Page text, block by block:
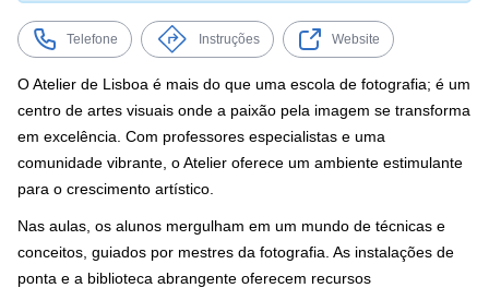
Telefone Instruções Website
O Atelier de Lisboa é mais do que uma escola de fotografia; é um
centro de artes visuais onde a paixão pela imagem se transforma
em excelência. Com professores especialistas e uma
comunidade vibrante, o Atelier oferece um ambiente estimulante
para o crescimento artístico.
Nas aulas, os alunos mergulham em um mundo de técnicas e
conceitos, guiados por mestres da fotografia. As instalações de
ponta e a biblioteca abrangente oferecem recursos